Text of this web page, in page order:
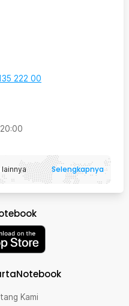
222 00
20:00
Selengkapnya
Kami